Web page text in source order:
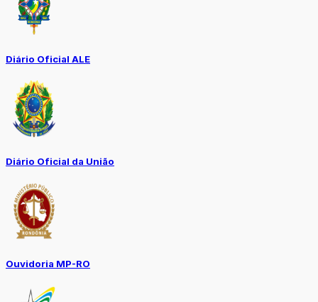
Diário Oficial ALE
Diário Oficial da União
Ouvidoria MP-RO